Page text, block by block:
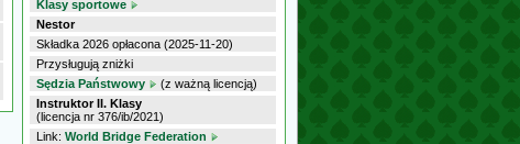
Klasy sportowe
Nestor
Składka 2026 opłacona (2025-11-20)
Przysługują zniżki
Sędzia Państwowy
(z ważną licencją)
Instruktor II. Klasy
(licencja nr 376/ib/2021)
Link: World Bridge Federation